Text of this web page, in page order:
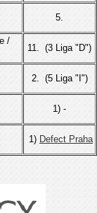
5.
/
11. (3 Liga "D")
2. (5 Liga "I")
1) -
1) Defect Praha